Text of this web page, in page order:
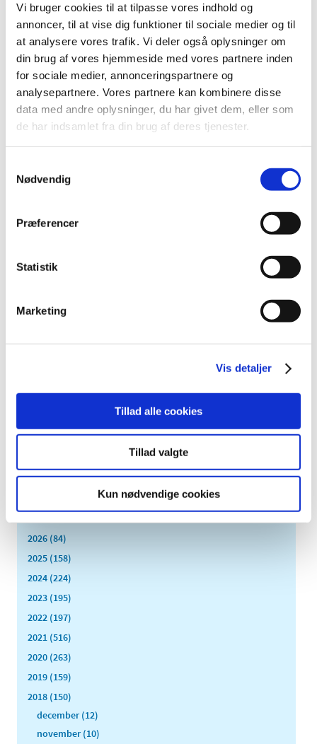
Vi bruger cookies til at tilpasse vores indhold og
annoncer, til at vise dig funktioner til sociale medier og til
at analysere vores trafik. Vi deler også oplysninger om
din brug af vores hjemmeside med vores partnere inden
for sociale medier, annonceringspartnere og
analysepartnere. Vores partnere kan kombinere disse
data med andre oplysninger, du har givet dem, eller som
de har indsamlet fra din brug af deres tjenester.
Nødvendig
Præferencer
Statistik
Marketing
Vis detaljer
Tillad alle cookies
Tillad valgte
Kun nødvendige cookies
|
Bevillingen til at drive Brædstrup Apotek er ledig pr. 1.
januar 2019. Brædstrup Apotek er beliggende i
Stor stigning i antal kliniske forsøg i Danmark
|7. maj 2018|
Antallet af ansøgninger om kliniske forsøg med
Ozempic® får generelt klausuleret tilskud
Lægemiddelstyrelsen har besluttet, at Ozempic skal have
generelt klausuleret tilskud. Ozempic indeholder
Høring over forslag til tilskudsstatus for
|2. maj 2018
Medicintilskudsnævnet er i gang med at revurdere
Dansk-japansk samarbejde om bedre brug af
sundhedsdata
Lægemiddelstyrelsen og ledende repræsentanter fra det
2026 (84)
2025 (158)
2024 (224)
2023 (195)
2022 (197)
2021 (516)
2020 (263)
2019 (159)
2018 (150)
december (12)
november (10)